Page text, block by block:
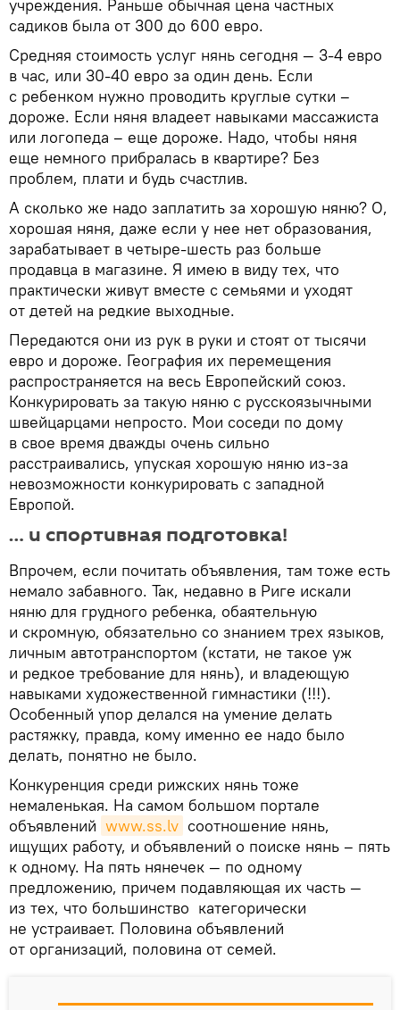
учреждения. Раньше обычная цена частных
садиков была от 300 до 600 евро.
Средняя стоимость услуг нянь сегодня — 3-4 евро
в час, или 30-40 евро за один день. Если
с ребенком нужно проводить круглые сутки –
дороже. Если няня владеет навыками массажиста
или логопеда – еще дороже. Надо, чтобы няня
еще немного прибралась в квартире? Без
проблем, плати и будь счастлив.
А сколько же надо заплатить за хорошую няню? О,
хорошая няня, даже если у нее нет образования,
зарабатывает в четыре-шесть раз больше
продавца в магазине. Я имею в виду тех, что
практически живут вместе с семьями и уходят
от детей на редкие выходные.
Передаются они из рук в руки и стоят от тысячи
евро и дороже. География их перемещения
распространяется на весь Европейский союз.
Конкурировать за такую няню с русскоязычными
швейцарцами непросто. Мои соседи по дому
в свое время дважды очень сильно
расстраивались, упуская хорошую няню из-за
невозможности конкурировать с западной
Европой.
… и спортивная подготовка!
Впрочем, если почитать объявления, там тоже есть
немало забавного. Так, недавно в Риге искали
няню для грудного ребенка, обаятельную
и скромную, обязательно со знанием трех языков,
личным автотранспортом (кстати, не такое уж
и редкое требование для нянь), и владеющую
навыками художественной гимнастики (!!!).
Особенный упор делался на умение делать
растяжку, правда, кому именно ее надо было
делать, понятно не было.
Конкуренция среди рижских нянь тоже
немаленькая. На самом большом портале
объявлений www.ss.lv соотношение нянь,
ищущих работу, и объявлений о поиске нянь – пять
к одному. На пять нянечек — по одному
предложению, причем подавляющая их часть —
из тех, что большинство категорически
не устраивает. Половина объявлений
от организаций, половина от семей.